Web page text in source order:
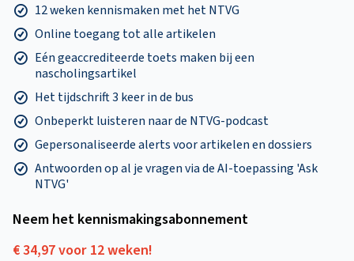
12 weken kennismaken met het NTVG
Online toegang tot alle artikelen
Eén geaccrediteerde toets maken bij een
nascholingsartikel
Het tijdschrift 3 keer in de bus
Onbeperkt luisteren naar de NTVG-podcast
Gepersonaliseerde alerts voor artikelen en dossiers
Antwoorden op al je vragen via de AI-toepassing 'Ask
NTVG'
Neem het kennismakings­abonnement
€ 34,97 voor 12 weken!